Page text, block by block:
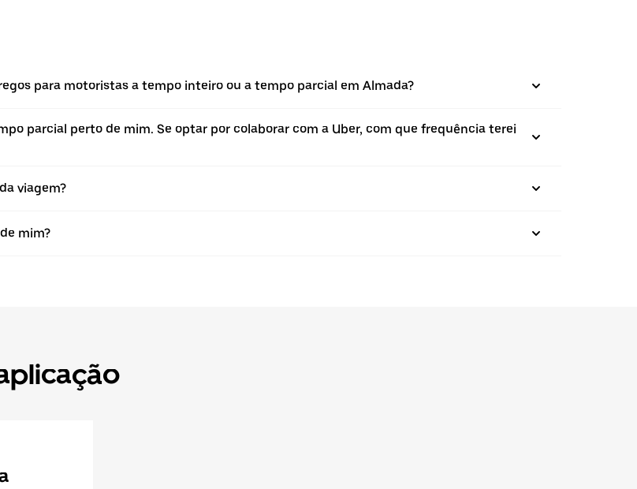
para motoristas a tempo inteiro ou a tempo parcial em Almada?
parcial perto de mim. Se optar por colaborar com a Uber, com que frequência terei
viagem?
mim?